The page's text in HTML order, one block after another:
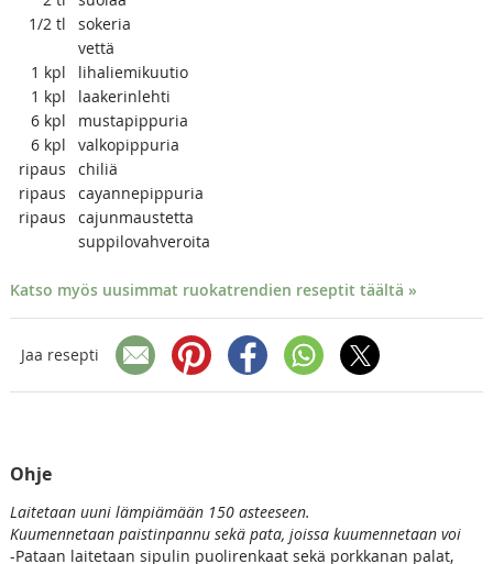
1/2 tl
sokeria
vettä
1 kpl
lihaliemikuutio
1 kpl
laakerinlehti
6 kpl
mustapippuria
6 kpl
valkopippuria
ripaus
chiliä
ripaus
cayannepippuria
ripaus
cajunmaustetta
suppilovahveroita
Katso myös uusimmat ruokatrendien reseptit täältä »
Jaa resepti
Ohje
Laitetaan uuni lämpiämään 150 asteeseen.
Kuumennetaan paistinpannu sekä pata, joissa kuumennetaan voi
-Pataan laitetaan sipulin puolirenkaat sekä porkkanan palat,